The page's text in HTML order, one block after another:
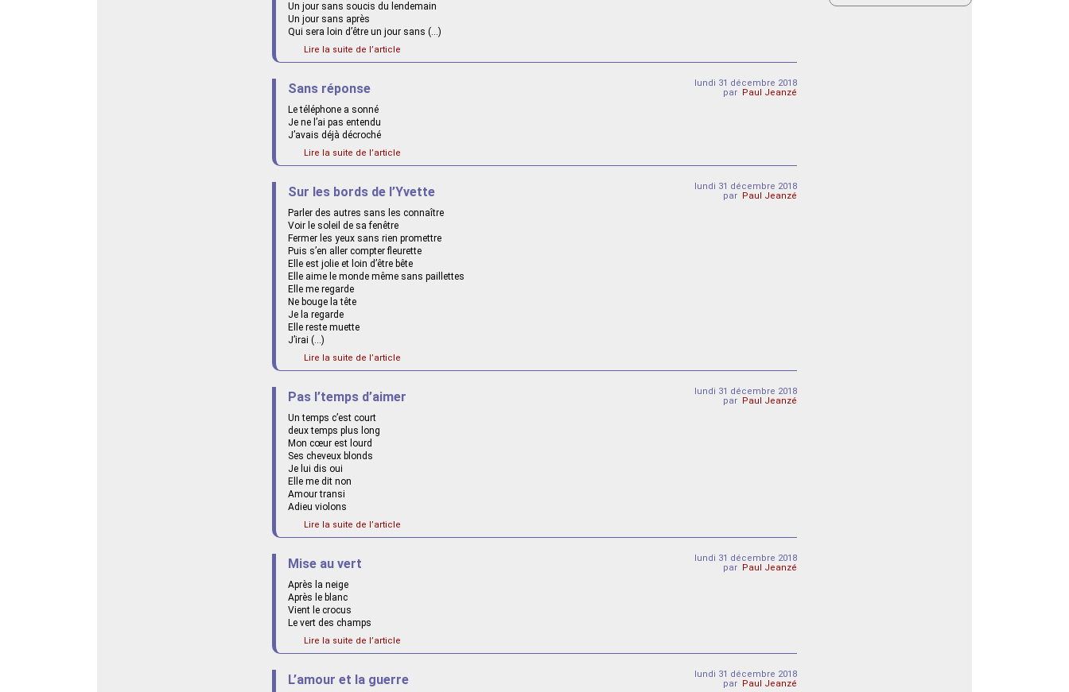
Un jour sans soucis du lendemain
Un jour sans après
Qui sera loin d’être un jour sans (…)
Lire la suite de l’article
lundi 31 décembre 2018
par Paul Jeanzé
Sans réponse
Le téléphone a sonné
Je ne l’ai pas entendu
J’avais déjà décroché
Lire la suite de l’article
lundi 31 décembre 2018
par Paul Jeanzé
Sur les bords de l’Yvette
Parler des autres sans les connaître
Voir le soleil de sa fenêtre
Fermer les yeux sans rien promettre
Puis s’en aller compter fleurette
Elle est jolie et loin d’être bête
Elle aime le monde même sans paillettes
Elle me regarde
Ne bouge la tête
Je la regarde
Elle reste muette
J’irai (…)
Lire la suite de l’article
lundi 31 décembre 2018
par Paul Jeanzé
Pas l’temps d’aimer
Un temps c’est court
deux temps plus long
Mon cœur est lourd
Ses cheveux blonds
Je lui dis oui
Elle me dit non
Amour transi
Adieu violons
Lire la suite de l’article
lundi 31 décembre 2018
par Paul Jeanzé
Mise au vert
Après la neige
Après le blanc
Vient le crocus
Le vert des champs
Lire la suite de l’article
lundi 31 décembre 2018
par Paul Jeanzé
L’amour et la guerre